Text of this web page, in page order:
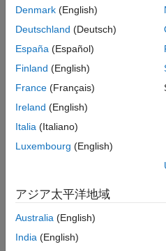
Denmark (English)
Deutschland (Deutsch)
España (Español)
Finland (English)
France (Français)
Ireland (English)
Italia (Italiano)
Luxembourg (English)
アジア太平洋地域
Australia (English)
India (English)
違法コピー防止
アプリケー
© 1994-2026 The MathWorks,